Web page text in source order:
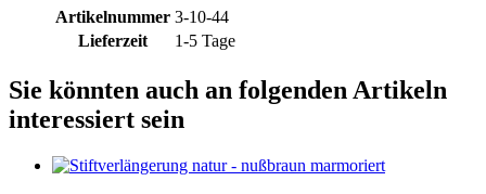
Artikelnummer 3-10-44
Lieferzeit
1-5 Tage
Sie könnten auch an folgenden Artikeln
interessiert sein